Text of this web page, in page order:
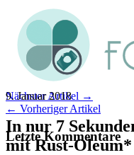
9. Januar 2018
In nur 7
mit Rust-Oleum*
Nächster Artikel →
← Vorheriger Artikel
Letzte Kommentare